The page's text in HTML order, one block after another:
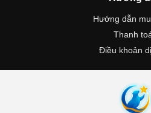
Hướng dẫn
Thanh
Điều khoản